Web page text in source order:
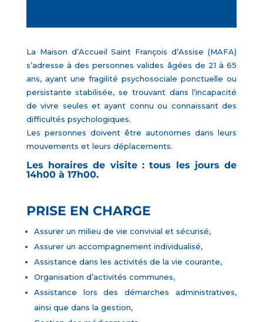
La Maison d’Accueil Saint François d’Assise (MAFA)
s’adresse à des personnes valides âgées de 21 à 65
ans, ayant une fragilité psychosociale ponctuelle ou
persistante stabilisée, se trouvant dans l’incapacité
de vivre seules et ayant connu ou connaissant des
difficultés psychologiques.
Les personnes doivent être autonomes dans leurs
mouvements et leurs déplacements.
Les horaires de visite : tous les jours de
14h00 à 17h00.
PRISE EN CHARGE
Assurer un milieu de vie convivial et sécurisé,
Assurer un accompagnement individualisé,
Assistance dans les activités de la vie courante,
Organisation d’activités communes,
Assistance lors des démarches administratives,
ainsi que dans la gestion,